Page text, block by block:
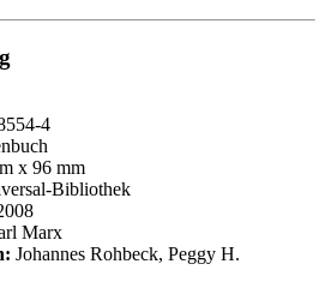
4
x 96 mm
Bibliothek
Marx
Johannes Rohbeck, Peggy H.